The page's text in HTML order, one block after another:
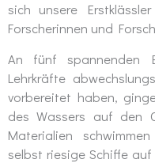
sich unsere
Forscherinnen und
An fünf spannenden
Lehrkräfte
vorbereitet haben,
des Wassers auf den
Materialien
selbst riesige Schiffe